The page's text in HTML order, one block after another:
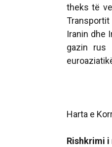
theks të
Iranin dhe
gazin rus
Harta e
Rishkrimi